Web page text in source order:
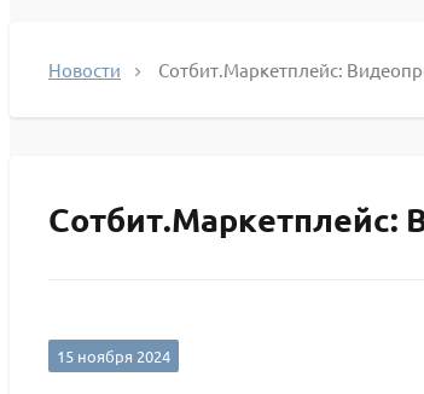
Новости Сотбит.Маркетплейс:
Сотбит.Маркетплейс:
15 ноября 2024